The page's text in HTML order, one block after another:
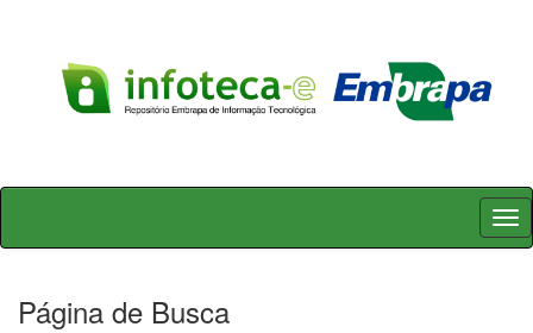
Skip
Página de Busca